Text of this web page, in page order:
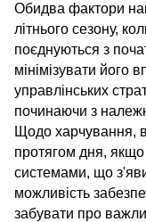
Обидва фактори
літнього сезону,
поєднуються з
мінімізувати його
управлінських
починаючи з
Щодо харчування,
протягом дня, якщо
системами, що
можливість
забувати про